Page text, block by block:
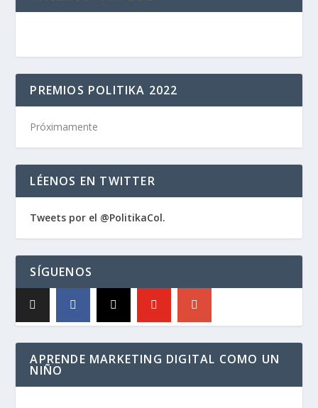
PREMIOS POLITIKA 2022
Próximamente
LÉENOS EN TWITTER
Tweets por el @PolitikaCol.
SÍGUENOS
APRENDE MARKETING DIGITAL COMO UN
NIÑO